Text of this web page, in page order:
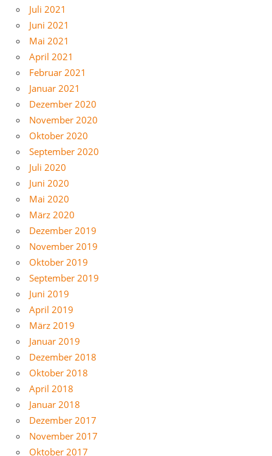
Juli 2021
Juni 2021
Mai 2021
April 2021
Februar 2021
Januar 2021
Dezember 2020
November 2020
Oktober 2020
September 2020
Juli 2020
Juni 2020
Mai 2020
März 2020
Dezember 2019
November 2019
Oktober 2019
September 2019
Juni 2019
April 2019
März 2019
Januar 2019
Dezember 2018
Oktober 2018
April 2018
Januar 2018
Dezember 2017
November 2017
Oktober 2017